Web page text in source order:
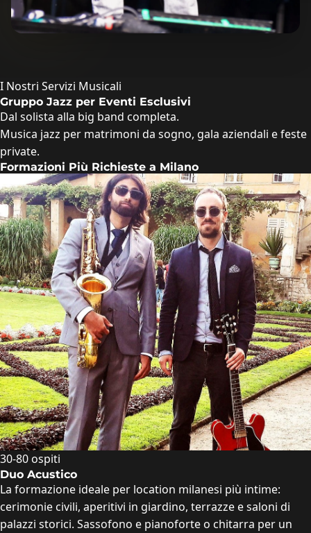
I Nostri Servizi Musicali
Gruppo Jazz per Eventi Esclusivi
Dal solista alla big band completa.
Musica jazz per matrimoni da sogno, gala aziendali e feste
private.
Formazioni Più Richieste a Milano
30-80 ospiti
Duo Acustico
La formazione ideale per location milanesi più intime:
cerimonie civili, aperitivi in giardino, terrazze e saloni di
palazzi storici. Sassofono e pianoforte o chitarra per un